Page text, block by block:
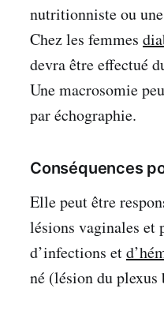
nutritionniste ou
Chez les femmes
devra être effectué
Une macrosomie
par échographie.
Conséquences
Elle peut être
lésions vaginales et
d’infections et
né (lésion du